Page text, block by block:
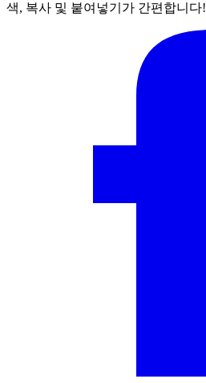
색, 복사 및 붙여넣기가 간편합니다!